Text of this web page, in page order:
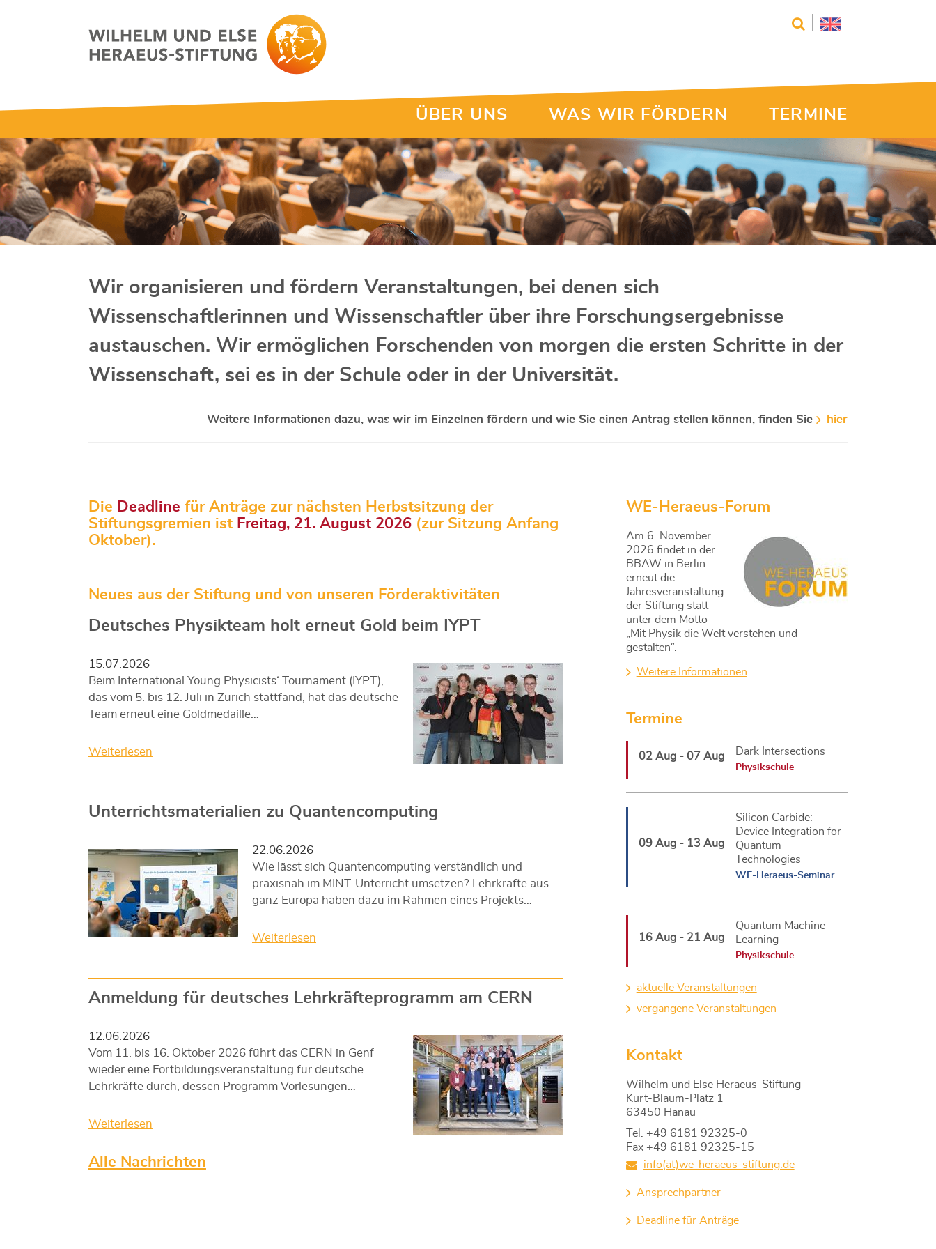
ÜBER UNS WAS WIR FÖRDERN TERMINE
Wir organisieren und fördern Veranstaltungen, bei denen sich
Wissenschaftlerinnen und Wissenschaftler über ihre Forschungsergebnisse
austauschen. Wir ermöglichen Forschenden von morgen die ersten Schritte in der
Wissenschaft, sei es in der Schule oder in der Universität.
Weitere Informationen dazu, was wir im Einzelnen fördern und wie Sie einen Antrag stellen können, finden Sie hier
Die Deadline für Anträge zur nächsten Herbstsitzung der
Stiftungsgremien ist Freitag, 21. August 2026 (zur Sitzung Anfang
Oktober).
Neues aus der Stiftung und von unseren Förderaktivitäten
Deutsches Physikteam holt erneut Gold beim IYPT
15.07.2026
Beim International Young Physicists‘ Tournament (IYPT),
das vom 5. bis 12. Juli in Zürich stattfand, hat das deutsche
Team erneut eine Goldmedaille…
Weiterlesen
Unterrichtsmaterialien zu Quantencomputing
22.06.2026
Wie lässt sich Quantencomputing verständlich und
praxisnah im MINT-Unterricht umsetzen? Lehrkräfte aus
ganz Europa haben dazu im Rahmen eines Projekts…
Weiterlesen
Anmeldung für deutsches Lehrkräfteprogramm am CERN
12.06.2026
Vom 11. bis 16. Oktober 2026 führt das CERN in Genf
wieder eine Fortbildungsveranstaltung für deutsche
Lehrkräfte durch, dessen Programm Vorlesungen…
Weiterlesen
Alle Nachrichten
WE-Heraeus-Forum
Am 6. November
2026 findet in der
BBAW in Berlin
erneut die
Jahresveranstaltung
der Stiftung statt
unter dem Motto
„Mit Physik die Welt verstehen und
gestalten“.
Weitere Informationen
Termine
02 Aug - 07 Aug Dark Intersections
Physikschule
09 Aug - 13 Aug
Silicon Carbide:
Device Integration for
Quantum
Technologies
WE-Heraeus-Seminar
16 Aug - 21 Aug
Quantum Machine
Learning
Physikschule
aktuelle Veranstaltungen
vergangene Veranstaltungen
Kontakt
Wilhelm und Else Heraeus-Stiftung
Kurt-Blaum-Platz 1
63450 Hanau
Tel. +49 6181 92325-0
Fax +49 6181 92325-15
info(at)we-heraeus-stiftung.de
Ansprechpartner
Deadline für Anträge